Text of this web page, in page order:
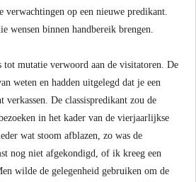
verwachtingen op een nieuwe predikant.
wensen binnen handbereik brengen.
tot mutatie verwoord aan de visitatoren. De
weten en hadden uitgelegd dat je een
De classispredikant zou de
in het kader van de vierjaarlijkse
wat stoom afblazen, zo was de
nog niet afgekondigd, of ik kreeg een
wilde de gelegenheid gebruiken om de